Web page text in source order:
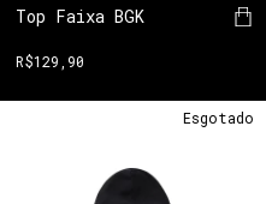
Top Faixa BGK
R$129,90
Esgotado